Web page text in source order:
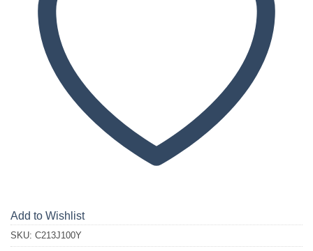
Add to Wishlist
SKU: C213J100Y